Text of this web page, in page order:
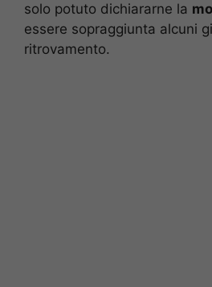
solo potuto dichiararne la
essere sopraggiunta alcuni
ritrovamento.